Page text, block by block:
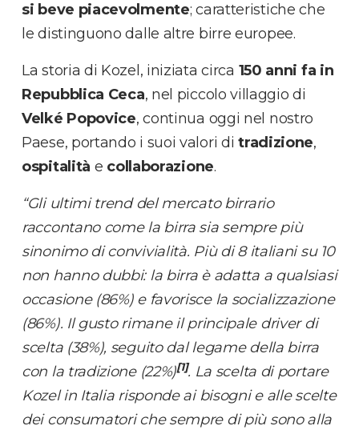
si beve piacevolmente; caratteristiche che
le distinguono dalle altre birre europee.
La storia di Kozel, iniziata circa 150 anni fa in
Repubblica Ceca, nel piccolo villaggio di
Velké Popovice, continua oggi nel nostro
Paese, portando i suoi valori ditradizione,
ospitalità e collaborazione.
“Gli ultimi trend del mercato birrario
raccontano come la birra sia sempre più
sinonimo di convivialità. Più di 8 italiani su 10
non hanno dubbi: la birra è adatta a qualsiasi
occasione (86%) e favorisce la socializzazione
(86%). Il gusto rimane il principale driver di
scelta (38%), seguito dal legame della birra
con la tradizione (22%)[1]. La scelta di portare
Kozel in Italia risponde ai bisogni e alle scelte
dei consumatori che sempre di più sono alla